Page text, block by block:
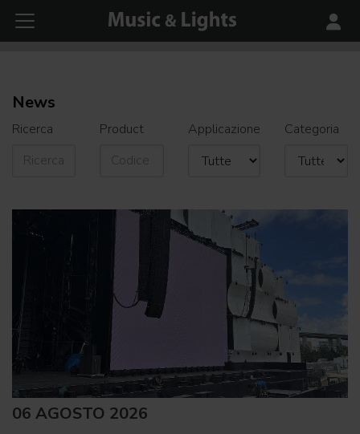
News
Ricerca Product Applicazione Categoria
06 AGOSTO 2026